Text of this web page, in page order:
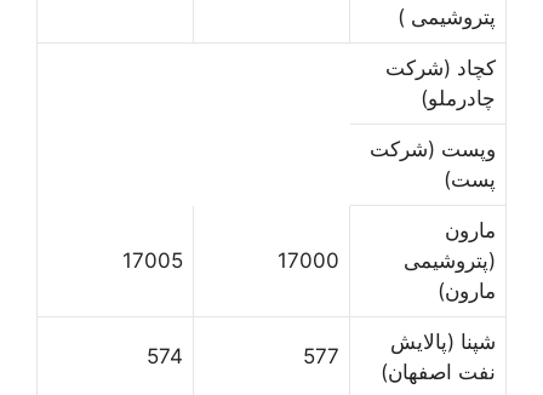
پتروشیمی )
کچاد (شرکت
چادرملو)
وپست (شرکت
پست)
مارون
(پتروشیمی
مارون)
17000
17005
شپنا (پالایش
نفت اصفهان)
577
574